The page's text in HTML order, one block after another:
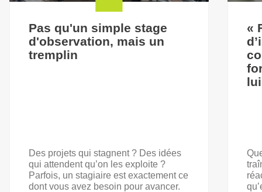
Pas qu'un simple stage
d'observation, mais un
tremplin
Des projets qui stagnent ? Des idées
qui attendent qu’on les exploite ?
Parfois, un stagiaire est exactement ce
dont vous avez besoin pour avancer.
«